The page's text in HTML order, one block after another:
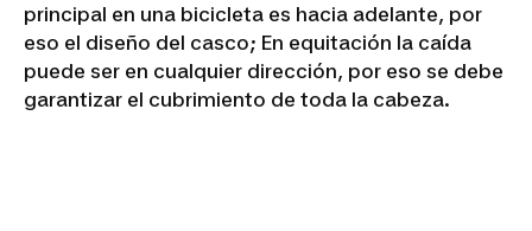
principal en una bicicleta es hacia adelante, por
eso el diseño del casco; En equitación la caída
puede ser en cualquier dirección, por eso se debe
garantizar el cubrimiento de toda la cabeza.